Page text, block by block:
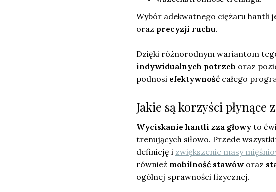
Wybór adekwatnego ciężaru hantli
oraz precyzji ruchu.
Dzięki różnorodnym wariantom
indywidualnych potrzeb oraz
podnosi efektywność całego
Jakie są korzyści płynące
Wyciskanie hantli zza głowy to
trenujących siłowo. Przede
definicję i zwiększenie masy
również mobilność stawów oraz
ogólnej sprawności fizycznej.